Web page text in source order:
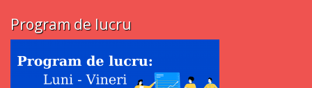
Program de lucru